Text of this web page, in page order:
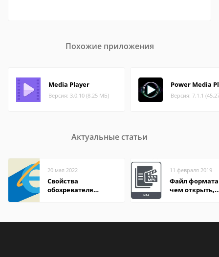
Похожие приложения
Media Player
Версия: 3.0.10 (8.25 МБ)
Power Media
Версия: 7.1.1
Актуальные статьи
20 мая 2022
Свойства
обозревателя
11 февраля 2019
Файл формата
чем открыть,